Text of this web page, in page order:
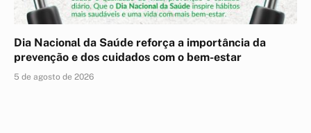
Dia Nacional da Saúde reforça a importância da
prevenção e dos cuidados com o bem-estar
5 de agosto de 2026